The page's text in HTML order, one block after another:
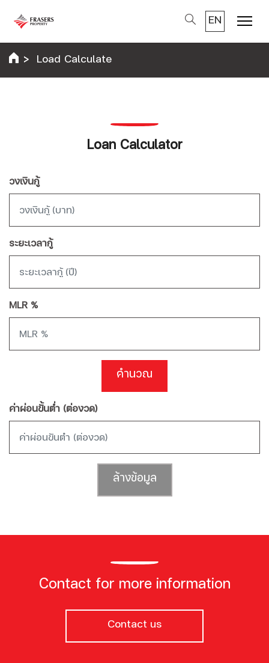
EN
Menu
Load Calculate
Loan Calculator
วงเงินกู้
ระยะเวลากู้
MLR %
คำนวณ
ค่าผ่อนขั้นต่ำ (ต่องวด)
Contact for more information
Contact us